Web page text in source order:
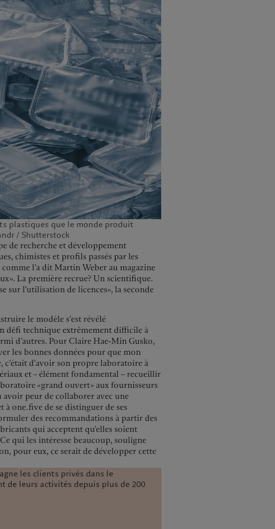
plastiques que le monde produit
/ Shutterstock
de recherche et développement
chimistes et profils passés par les
l’a dit Martin Weber au magazine
La première recrue? Un scientifique.
sur l’utilisation de licences», la seconde
le modèle s’est révélé
défi technique extrêmement difficile à
d’autres. Pour Claire Hae-Min Gusko,
les bonnes données pour que mon
d’avoir son propre laboratoire à
et – élément fondamental – recueillir
«grand ouvert» aux fournisseurs
avoir peur de collaborer avec une
one.five de se distinguer de ses
des recommandations à partir des
qui acceptent qu’elles soient
qui les intéresse beaucoup, souligne
pour eux, ce serait de développer cette
les clients privés dans le
de leurs activités depuis plus de 200